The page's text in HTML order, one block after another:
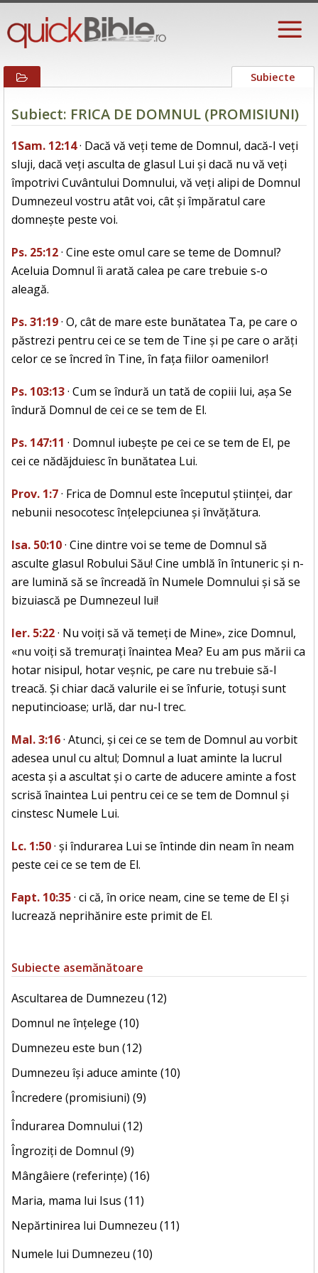
Subiecte
Subiect: FRICA DE DOMNUL (PROMISIUNI)
1Sam. 12:14· Dacă vă veți teme de Domnul, dacă-I veți
sluji, dacă veți asculta de glasul Lui și dacă nu vă veți
împotrivi Cuvântului Domnului, vă veți alipi de Domnul
Dumnezeul vostru atât voi, cât și împăratul care
domnește peste voi.
Ps. 25:12· Cine este omul care se teme de Domnul?
Aceluia Domnul îi arată calea pe care trebuie s-o
aleagă.
Ps. 31:19· O, cât de mare este bunătatea Ta, pe care o
păstrezi pentru cei ce se tem de Tine și pe care o arăți
celor ce se încred în Tine, în fața fiilor oamenilor!
Ps. 103:13· Cum se îndură un tată de copiii lui, așa Se
îndură Domnul de cei ce se tem de El.
Ps. 147:11 · Domnul iubește pe cei ce se tem de El, pe
cei ce nădăjduiesc în bunătatea Lui.
Prov. 1:7· Frica de Domnul este începutul științei, dar
nebunii nesocotesc înțelepciunea și învățătura.
Isa. 50:10· Cine dintre voi se teme de Domnul să
asculte glasul Robului Său! Cine umblă în întuneric și n-
are lumină să se încreadă în Numele Domnului și să se
bizuiască pe Dumnezeul lui!
Ier. 5:22· Nu voiți să vă temeți de Mine», zice Domnul,
«nu voiți să tremurați înaintea Mea? Eu am pus mării ca
hotar nisipul, hotar veșnic, pe care nu trebuie să-l
treacă. Și chiar dacă valurile ei se înfurie, totuși sunt
neputincioase; urlă, dar nu-l trec.
Mal. 3:16· Atunci, și cei ce se tem de Domnul au vorbit
adesea unul cu altul; Domnul a luat aminte la lucrul
acesta și a ascultat și o carte de aducere aminte a fost
scrisă înaintea Lui pentru cei ce se tem de Domnul și
cinstesc Numele Lui.
Lc. 1:50· și îndurarea Lui se întinde din neam în neam
peste cei ce se tem de El.
Fapt. 10:35· ci că, în orice neam, cine se teme de El și
lucrează neprihănire este primit de El.
Subiecte asemănătoare
Ascultarea de Dumnezeu (12)
Domnul ne înțelege (10)
Dumnezeu este bun (12)
Dumnezeu își aduce aminte (10)
Încredere (promisiuni) (9)
Îndurarea Domnului (12)
Îngroziți de Domnul (9)
Mângâiere (referințe) (16)
Maria, mama lui Isus (11)
Nepărtinirea lui Dumnezeu (11)
Numele lui Dumnezeu (10)